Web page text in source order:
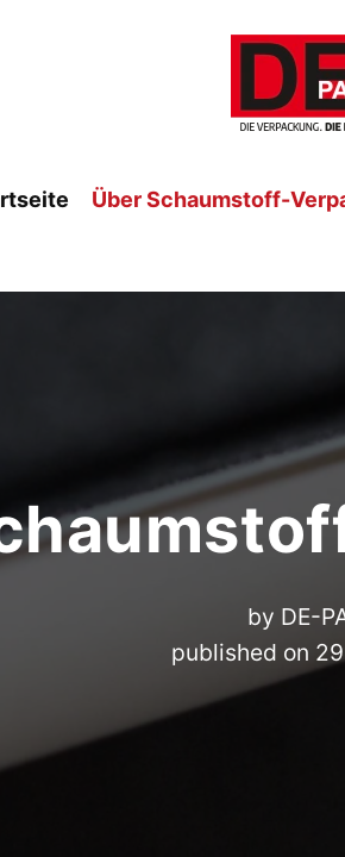
Über Schaumstoff-
by DE-
published on